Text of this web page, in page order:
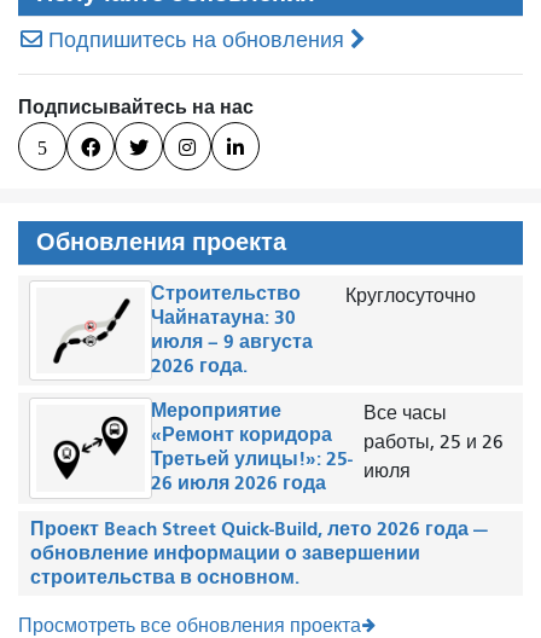
Подпишитесь на обновления
Подписывайтесь на нас
5    
Обновления проекта
Строительство
Чайнатауна: 30
июля – 9 августа
2026 года.
Круглосуточно
Мероприятие
«Ремонт коридора
Третьей улицы!»: 25-
26 июля 2026 года
Все часы
работы, 25 и 26
июля
Проект Beach Street Quick-Build, лето 2026 года —
обновление информации о завершении
строительства в основном.
Просмотреть все обновления проекта